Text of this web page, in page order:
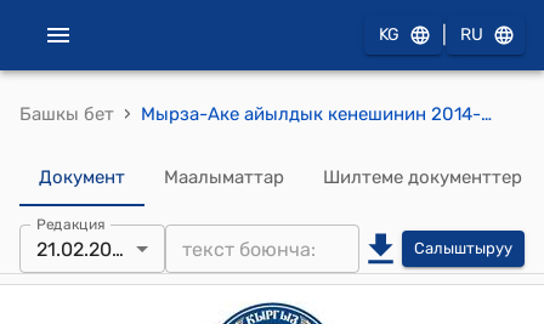
KG RU
Башкы бет › Мырза-Аке айылдык кенешинин 2014-жылдын 21-февралындагы № 68 "Мырза-Аке айыл өкмөтүнүн 2013-жылдагы бюджетинин аткарылышы жана 2014-жылга айыл өкмөтүнүн бюджетин бекитүү жөнүндө" токтому
Документ Маалыматтар Шилтеме документтер
Редакция
21.02.2015 Салыштыруу